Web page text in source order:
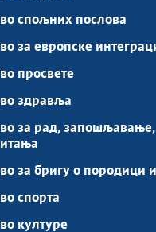
спољних послова
за европске
просвете
здравља
за рад,
за бригу о породици
спорта
културе